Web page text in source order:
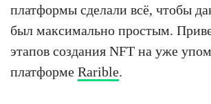
платформы сделали всё, чтобы
был максимально простым.
этапов создания NFT на уже
платформе Rarible.